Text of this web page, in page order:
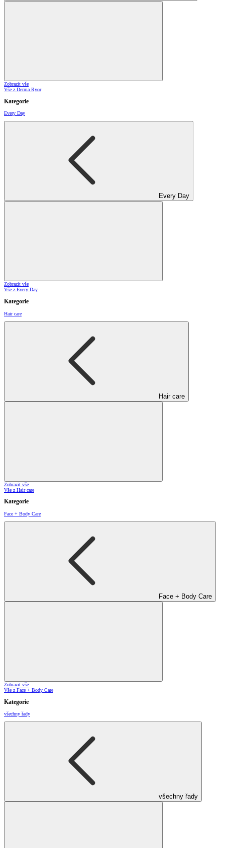
Zobrazit vše
Vše z Derma Ryor
Kategorie
Every Day
Every Day
Zobrazit vše
Vše z Every Day
Kategorie
Hair care
Hair care
Zobrazit vše
Vše z Hair care
Kategorie
Face + Body Care
Face + Body Care
Zobrazit vše
Vše z Face + Body Care
Kategorie
všechny řady
všechny řady